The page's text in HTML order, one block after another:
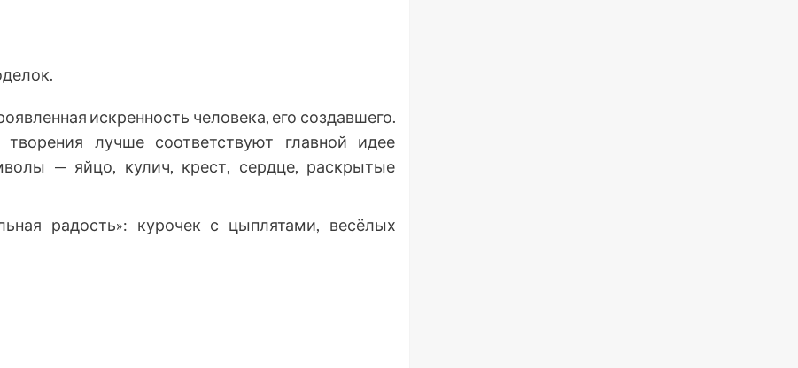
искренность человека, его создавшего.
лучше соответствуют главной идее
— яйцо, кулич, крест, сердце, раскрытые
радость»: курочек с цыплятами, весёлых